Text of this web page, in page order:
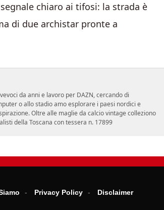
chiaro ai tifosi: la strada è
di due archistar pronte a
da anni e lavoro per DAZN, cercando di
o allo stadio amo esplorare i paesi nordici e
Oltre alle maglie da calcio vintage colleziono
della Toscana con tessera n. 17899
Privacy Policy Disclaimer